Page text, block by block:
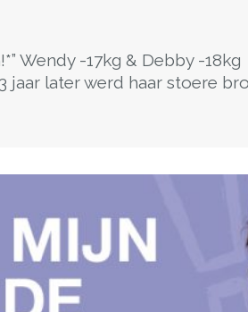
Wendy -17kg & Debby -
later werd haar stoere